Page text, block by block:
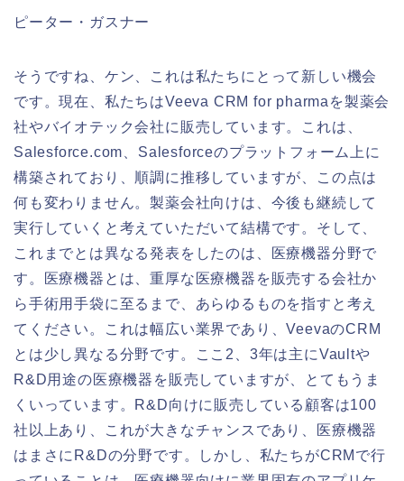
ピーター・ガスナー
そうですね、ケン、これは私たちにとって新しい機会
です。現在、私たちはVeeva CRM for pharmaを製薬会
社やバイオテック会社に販売しています。これは、
Salesforce.com、Salesforceのプラットフォーム上に
構築されており、順調に推移していますが、この点は
何も変わりません。製薬会社向けは、今後も継続して
実行していくと考えていただいて結構です。そして、
これまでとは異なる発表をしたのは、医療機器分野で
す。医療機器とは、重厚な医療機器を販売する会社か
ら手術用手袋に至るまで、あらゆるものを指すと考え
てください。これは幅広い業界であり、VeevaのCRM
とは少し異なる分野です。ここ2、3年は主にVaultや
R&D用途の医療機器を販売していますが、とてもうま
くいっています。R&D向けに販売している顧客は100
社以上あり、これが大きなチャンスであり、医療機器
はまさにR&Dの分野です。しかし、私たちがCRMで行